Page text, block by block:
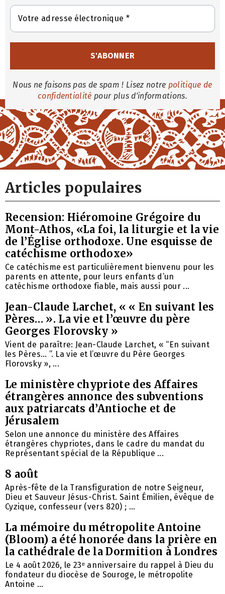
Nous ne faisons pas de spam ! Lisez notre politique de
confidentialité pour plus d'informations.
Articles populaires
Recension: Hiéromoine Grégoire du
Mont-Athos, «La foi, la liturgie et la vie
de l’Église orthodoxe. Une esquisse de
catéchisme orthodoxe»
Ce catéchisme est particulièrement bienvenu pour les
parents en attente, pour leurs enfants d’un
catéchisme orthodoxe fiable, mais aussi pour ...
Jean-Claude Larchet, « « En suivant les
Pères… ». La vie et l’œuvre du père
Georges Florovsky »
Vient de paraître: Jean-Claude Larchet, « “En suivant
les Pères… ”. La vie et l’œuvre du Père Georges
Florovsky », ...
Le ministère chypriote des Affaires
étrangères annonce des subventions
aux patriarcats d’Antioche et de
Jérusalem
Selon une annonce du ministère des Affaires
étrangères chypriotes, dans le cadre du mandat du
Représentant spécial de la République ...
8 août
Après-fête de la Transfiguration de notre Seigneur,
Dieu et Sauveur Jésus-Christ. Saint Émilien, évêque de
Cyzique, confesseur (vers 820) ; ...
La mémoire du métropolite Antoine
(Bloom) a été honorée dans la prière en
la cathédrale de la Dormition à Londres
Le 4 août 2026, le 23ᵉ anniversaire du rappel à Dieu du
fondateur du diocèse de Souroge, le métropolite
Antoine ...